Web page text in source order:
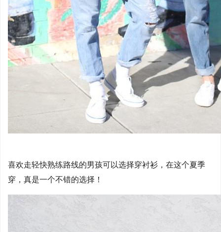
喜欢走轻快熟练路线的男孩可以选择穿衬衫，在这个夏季
穿，真是一个不错的选择！